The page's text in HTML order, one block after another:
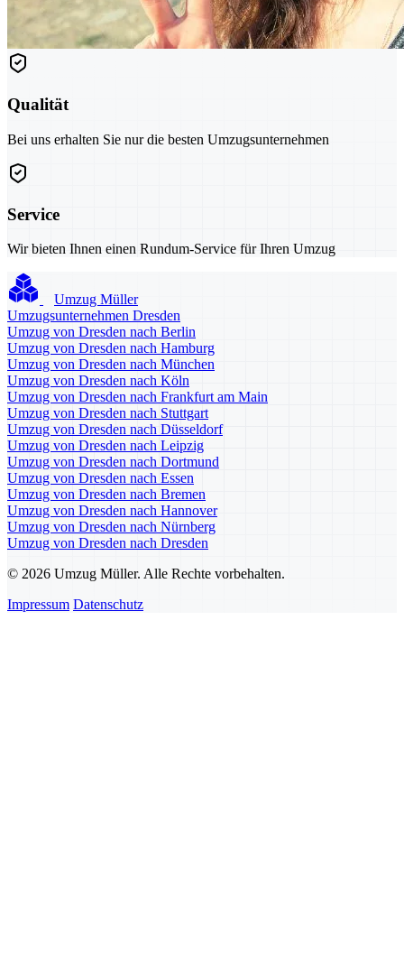
Qualität
Bei uns erhalten Sie nur die besten Umzugsunternehmen
Service
Wir bieten Ihnen einen Rundum-Service für Ihren Umzug
Umzug Müller
Umzugsunternehmen Dresden
Umzug von Dresden nach Berlin
Umzug von Dresden nach Hamburg
Umzug von Dresden nach München
Umzug von Dresden nach Köln
Umzug von Dresden nach Frankfurt am Main
Umzug von Dresden nach Stuttgart
Umzug von Dresden nach Düsseldorf
Umzug von Dresden nach Leipzig
Umzug von Dresden nach Dortmund
Umzug von Dresden nach Essen
Umzug von Dresden nach Bremen
Umzug von Dresden nach Hannover
Umzug von Dresden nach Nürnberg
Umzug von Dresden nach Dresden
© 2026 Umzug Müller. Alle Rechte vorbehalten.
Impressum Datenschutz